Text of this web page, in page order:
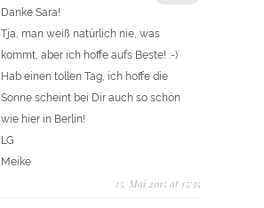
Danke Sara!
Tja, man weiß natürlich nie, was
kommt, aber ich hoffe aufs Beste! :-)
Hab einen tollen Tag, ich hoffe die
Sonne scheint bei Dir auch so schön
wie hier in Berlin!
LG
Meike
15. Mai 2015 at 15:35